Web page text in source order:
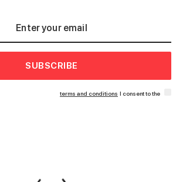
SUBSCRIBE
I consent to the
terms and conditions